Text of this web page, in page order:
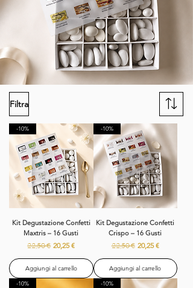
Filtra
-10%
Kit Degustazione Confetti
Maxtris – 16 Gusti
Prezzo regolare
22,50 € Prezzo scontato
20,25 €
Aggiungi al carrello
-10%
Kit Degustazione Confetti
Crispo – 16 Gusti
Prezzo regolare
22,50 € Prezzo scontato
20,25 €
Aggiungi al carrello
-10%
-10%